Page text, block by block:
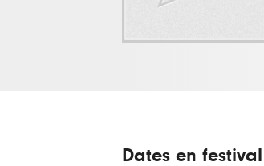
Dates en festival